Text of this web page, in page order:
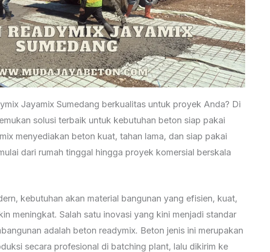
Jayamix Sumedang berkualitas untuk proyek Anda? Di
solusi terbaik untuk kebutuhan beton siap pakai
menyediakan beton kuat, tahan lama, dan siap pakai
dari rumah tinggal hingga proyek komersial berskala
kebutuhan akan material bangunan yang efisien, kuat,
meningkat. Salah satu inovasi yang kini menjadi standar
adalah beton readymix. Beton jenis ini merupakan
secara profesional di batching plant, lalu dikirim ke